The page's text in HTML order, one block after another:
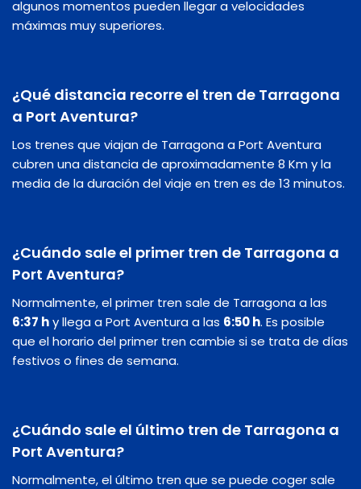
algunos momentos pueden llegar a velocidades
máximas muy superiores.
¿Qué distancia recorre el tren de Tarragona
a Port Aventura?
Los trenes que viajan de Tarragona a Port Aventura
cubren una distancia de aproximadamente 8 Km y la
media de la duración del viaje en tren es de 13 minutos.
¿Cuándo sale el primer tren de Tarragona a
Port Aventura?
Normalmente, el primer tren sale de Tarragona a las
6:37 hy llega a Port Aventura a las 6:50 h. Es posible
que el horario del primer tren cambie si se trata de días
festivos o fines de semana.
¿Cuándo sale el último tren de Tarragona a
Port Aventura?
Normalmente, el último tren que se puede coger sale